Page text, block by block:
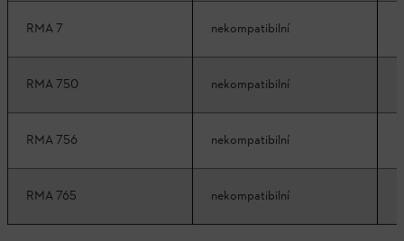
RMA 7 nekompatibilní
RMA 750 nekompatibilní
RMA 756 nekompatibilní
RMA 765 nekompatibilní